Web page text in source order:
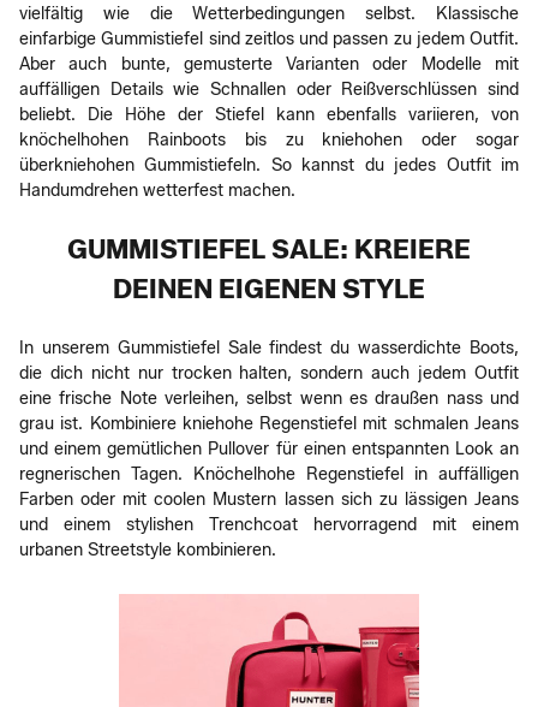
vielfältig wie die Wetterbedingungen selbst. Klassische
einfarbige Gummistiefel sind zeitlos und passen zu jedem Outfit.
Aber auch bunte, gemusterte Varianten oder Modelle mit
auffälligen Details wie Schnallen oder Reißverschlüssen sind
beliebt. Die Höhe der Stiefel kann ebenfalls variieren, von
knöchelhohen Rainboots bis zu kniehohen oder sogar
überkniehohen Gummistiefeln. So kannst du jedes Outfit im
Handumdrehen wetterfest machen.
GUMMISTIEFEL SALE: KREIERE
DEINEN EIGENEN STYLE
In unserem Gummistiefel Sale findest du wasserdichte Boots,
die dich nicht nur trocken halten, sondern auch jedem Outfit
eine frische Note verleihen, selbst wenn es draußen nass und
grau ist. Kombiniere kniehohe Regenstiefel mit schmalen Jeans
und einem gemütlichen Pullover für einen entspannten Look an
regnerischen Tagen. Knöchelhohe Regenstiefel in auffälligen
Farben oder mit coolen Mustern lassen sich zu lässigen Jeans
und einem stylishen Trenchcoat hervorragend mit einem
urbanen Streetstyle kombinieren.